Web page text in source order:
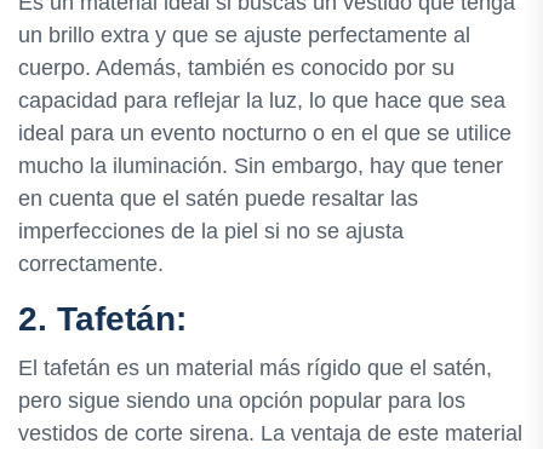
un brillo extra y que se ajuste perfectamente al
cuerpo. Además, también es conocido por su
capacidad para reflejar la luz, lo que hace que sea
ideal para un evento nocturno o en el que se utilice
mucho la iluminación. Sin embargo, hay que tener
en cuenta que el satén puede resaltar las
imperfecciones de la piel si no se ajusta
correctamente.
2. Tafetán:
El tafetán es un material más rígido que el satén,
pero sigue siendo una opción popular para los
vestidos de corte sirena. La ventaja de este material